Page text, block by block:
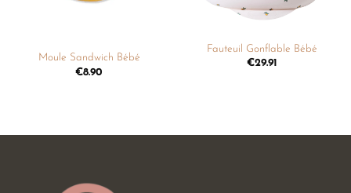
Moule Sandwich Bébé
€8.90
Fauteuil Gonflable Bébé
€29.91